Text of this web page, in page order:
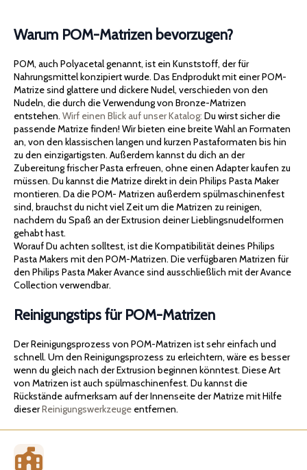
Warum POM-Matrizen bevorzugen?
POM, auch Polyacetal genannt, ist ein Kunststoff, der für
Nahrungsmittel konzipiert wurde. Das Endprodukt mit einer POM-
Matrize sind glattere und dickere Nudel, verschieden von den
Nudeln, die durch die Verwendung von Bronze-Matrizen
entstehen. Wirf einen Blick auf unser Katalog: Du wirst sicher die
passende Matrize finden! Wir bieten eine breite Wahl an Formaten
an, von den klassischen langen und kurzen Pastaformaten bis hin
zu den einzigartigsten. Außerdem kannst du dich an der
Zubereitung frischer Pasta erfreuen, ohne einen Adapter kaufen zu
müssen. Du kannst die Matrize direkt in dein Philips Pasta Maker
montieren. Da die POM- Matrizen außerdem spülmaschinenfest
sind, brauchst du nicht viel Zeit um die Matrizen zu reinigen,
nachdem du Spaß an der Extrusion deiner Lieblingsnudelformen
gehabt hast.
Worauf Du achten solltest, ist die Kompatibilität deines Philips
Pasta Makers mit den POM-Matrizen. Die verfügbaren Matrizen für
den Philips Pasta Maker Avance sind ausschließlich mit der Avance
Collection verwendbar.
Reinigungstips für POM-Matrizen
Der Reinigungsprozess von POM-Matrizen ist sehr einfach und
schnell. Um den Reinigungsprozess zu erleichtern, wäre es besser
wenn du gleich nach der Extrusion beginnen könntest. Diese Art
von Matrizen ist auch spülmaschinenfest. Du kannst die
Rückstände aufmerksam auf der Innenseite der Matrize mit Hilfe
dieserReinigungswerkzeuge entfernen.